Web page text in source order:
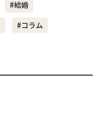
#結婚
#コラム